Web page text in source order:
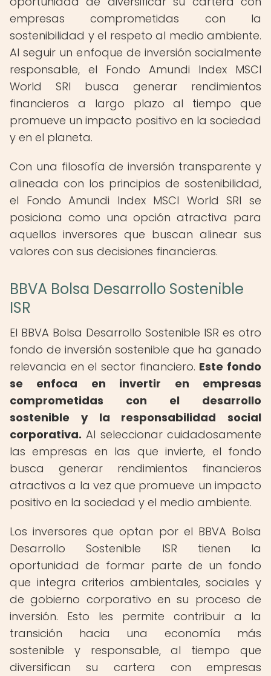
empresas comprometidas con la
sostenibilidad y el respeto al medio ambiente.
Al seguir un enfoque de inversión socialmente
responsable, el Fondo Amundi Index MSCI
World SRI busca generar rendimientos
financieros a largo plazo al tiempo que
promueve un impacto positivo en la sociedad
y en el planeta.
Con una filosofía de inversión transparente y
alineada con los principios de sostenibilidad,
el Fondo Amundi Index MSCI World SRI se
posiciona como una opción atractiva para
aquellos inversores que buscan alinear sus
valores con sus decisiones financieras.
BBVA Bolsa Desarrollo Sostenible
ISR
El BBVA Bolsa Desarrollo Sostenible ISR es otro
fondo de inversión sostenible que ha ganado
relevancia en el sector financiero. Este fondo
se enfoca en invertir en empresas
comprometidas con el desarrollo
sostenible y la responsabilidad social
corporativa. Al seleccionar cuidadosamente
las empresas en las que invierte, el fondo
busca generar rendimientos financieros
atractivos a la vez que promueve un impacto
positivo en la sociedad y el medio ambiente.
Los inversores que optan por el BBVA Bolsa
Desarrollo Sostenible ISR tienen la
oportunidad de formar parte de un fondo
que integra criterios ambientales, sociales y
de gobierno corporativo en su proceso de
inversión. Esto les permite contribuir a la
transición hacia una economía más
sostenible y responsable, al tiempo que
diversifican su cartera con empresas